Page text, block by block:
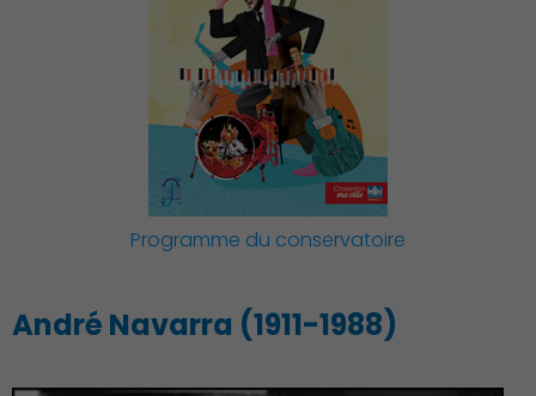
Démocratie locale
Programme du conservatoire
André Navarra (1911-1988)